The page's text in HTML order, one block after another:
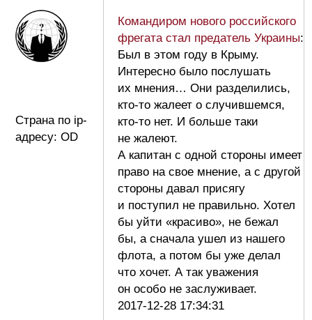
Страна по ip-
адресу: OD
Командиром нового российского
фрегата стал предатель Украины:
Был в этом году в Крыму.
Интересно было послушать
их мнения… Они разделились,
кто-то жалеет о случившемся,
кто-то нет. И больше таки
не жалеют.
А капитан с одной стороны имеет
право на свое мнение, а с другой
стороны давал присягу
и поступил не правильно. Хотел
бы уйти «красиво», не бежал
бы, а сначала ушел из нашего
флота, а потом бы уже делал
что хочет. А так уважения
он особо не заслуживает.
2017-12-28 17:34:31